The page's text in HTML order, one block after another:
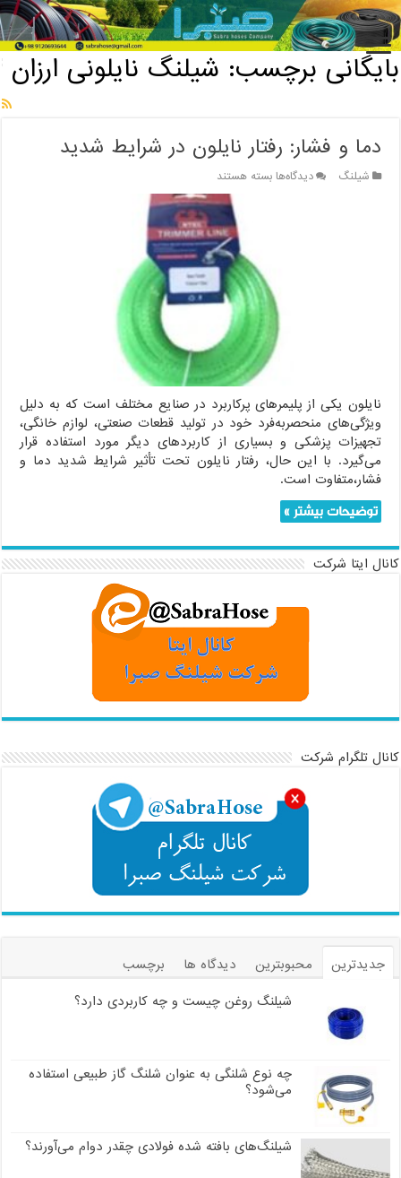
خانه / بایگانی برچسب: شیلنگ نایلونی ارزان
بایگانی برچسب: شیلنگ نایلونی ارزان
دما و فشار: رفتار نایلون در شرایط شدید
شیلنگ دیدگاه‌هابرای
نایلون
در
شرایط
شدید
بسته هستند
نایلون یکی از پلیمرهای پرکاربرد در صنایع مختلف است که به دلیل
ویژگی‌های منحصر‌به‌فرد خود در تولید قطعات صنعتی، لوازم خانگی،
تجهیزات پزشکی و بسیاری از کاربردهای دیگر مورد استفاده قرار
می‌گیرد. با این حال، رفتار نایلون تحت تأثیر شرایط شدید دما و
فشار،متفاوت است.
توضیحات بیشتر »
کانال ایتا شرکت
کانال تلگرام شرکت
جدیدترین محبوبترین دیدگاه ها
برچسب
شیلنگ روغن چیست و چه کاربردی دارد؟
چه نوع شلنگی به عنوان شلنگ گاز طبیعی استفاده
می‌شود؟
شیلنگ‌های بافته شده فولادی چقدر دوام می‌آورند؟